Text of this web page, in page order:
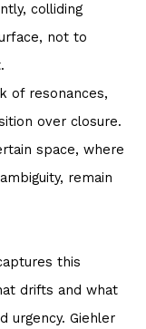
colliding
not to
of resonances,
over closure.
space, where
remain
this
drifts and what
urgency. Giehler